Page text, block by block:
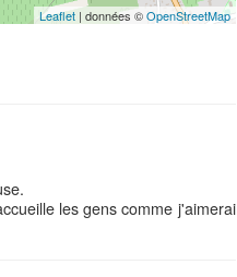
Leaflet| données ©OpenStreetMap
les gens comme j'aimerai